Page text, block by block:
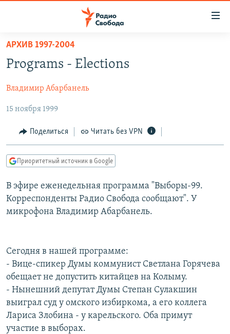
упрощенного
доступа
содержанию
Вернутся
главной
навигации
Вернутся
поиску
ПОДКАСТЫ
АВТОРСКИЕ ПРОЕКТЫ
ЦИТАТЫ СВОБОДЫ
МНЕНИЯ
КУЛЬТУРА
IDEL.РЕАЛИИ
КАВКАЗ.РЕАЛИИ
СЕВЕР.РЕАЛИИ
ПОДПИШИТЕСЬ НА РАССЫЛКУ
СОЦИАЛЬНЫЕ СЕТИ
АРХИВ 1997-2004
Programs - Elections
Владимир Абарбанель
15 ноября 1999
Поделиться Читать без VPN
Приоритетный источник в Google
В эфире еженедельная программа "Выборы-99.
Корреспонденты Радио Свобода сообщают". У
микрофона Владимир Абарбанель.
Сегодня в нашей программе:
- Вице-спикер Думы коммунист Светлана Горячева
обещает не допустить китайцев на Колыму.
- Нынешний депутат Думы Степан Сулакшин
выиграл суд у омского избиркома, а его коллега
Лариса Злобина - у карельского. Оба примут
участие в выборах.